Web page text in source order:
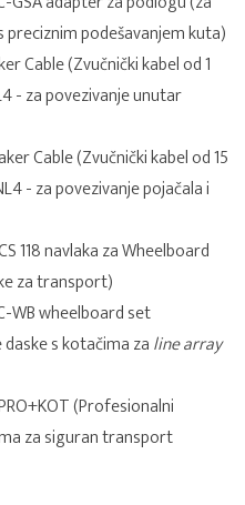
podešavanjem kuta)
Cable (Zvučnički kabel od 1
- za povezivanje unutar
Cable (Zvučnički kabel od 15
- za povezivanje pojačala i
118 navlaka za Wheelboard
za transport)
WB wheelboard set
s kotačima zaline array
(Profesionalni
za siguran transport